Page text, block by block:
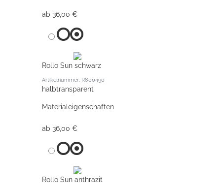
ab 36,00 €
Rollo Sun schwarz
Artikelnummer: R800490
halbtransparent
Materialeigenschaften
ab 36,00 €
Rollo Sun anthrazit